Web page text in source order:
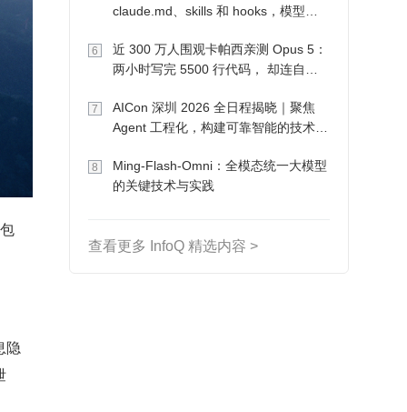
隐
claude.md、skills 和 hooks，模型自
6
近 300 万人围观卡帕西亲测 Opus 5：
两小时写完 5500 行代码， 却连自己
7
AICon 深圳 2026 全日程揭晓｜聚焦
Agent 工程化，构建可靠智能的技术路
8
Ming-Flash-Omni：全模态统一大模型
的关键技术与实践
查看更多 InfoQ 精选内容 >